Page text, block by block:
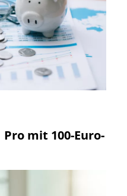
Pro mit 100-Euro-